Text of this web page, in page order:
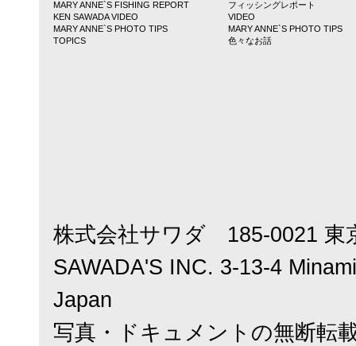
MARY ANNE`S FISHING REPORT
KEN SAWADA VIDEO
MARY ANNE`S PHOTO TIPS
TOPICS
フィッシングレポート
VIDEO
MARY ANNE`S PHOTO TIPS
色々なお話
株式会社サワダ 185-0021 東
SAWADA'S INC. 3-13-4
Japan
写真・ドキュメントの無断転